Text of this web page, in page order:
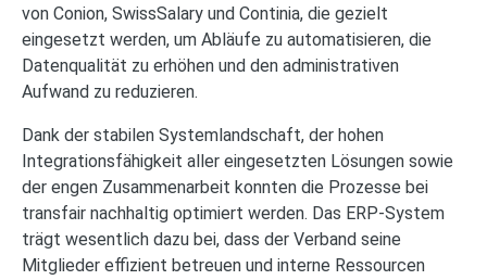
von Conion, SwissSalary und Continia, die gezielt
eingesetzt werden, um Abläufe zu automatisieren, die
Datenqualität zu erhöhen und den administrativen
Aufwand zu reduzieren.
Dank der stabilen Systemlandschaft, der hohen
Integrationsfähigkeit aller eingesetzten Lösungen sowie
der engen Zusammenarbeit konnten die Prozesse bei
transfair nachhaltig optimiert werden. Das ERP-System
trägt wesentlich dazu bei, dass der Verband seine
Mitglieder effizient betreuen und interne Ressourcen